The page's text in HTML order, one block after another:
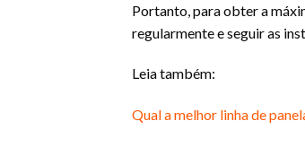
Portanto, para obter a
regularmente e seguir as
Leia também:
Qual a melhor linha de